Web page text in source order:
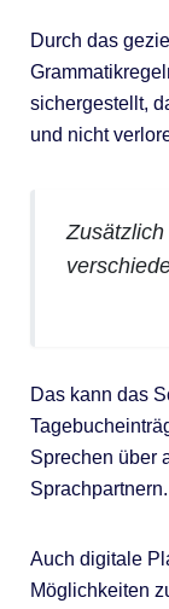
Durch das
sichergestellt,
und nicht
Das kann das
Sprechen über
Sprachpartnern.
Auch digitale
Möglichkeiten